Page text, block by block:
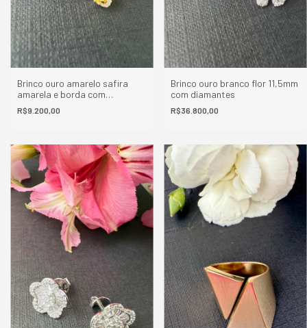
Brinco ouro amarelo safira
amarela e borda com
diamantes
R$9.200,00
Brinco ouro branco flor 11,5mm
com diamantes
R$36.800,00